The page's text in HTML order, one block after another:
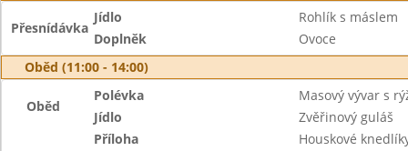
Přesnídávka
Jídlo
Rohlík s máslem
Doplněk
Ovoce
Oběd (11:00 - 14:00)
Oběd
Polévka
Masový vývar s
Jídlo
Zvěřinový guláš
Příloha
Houskové